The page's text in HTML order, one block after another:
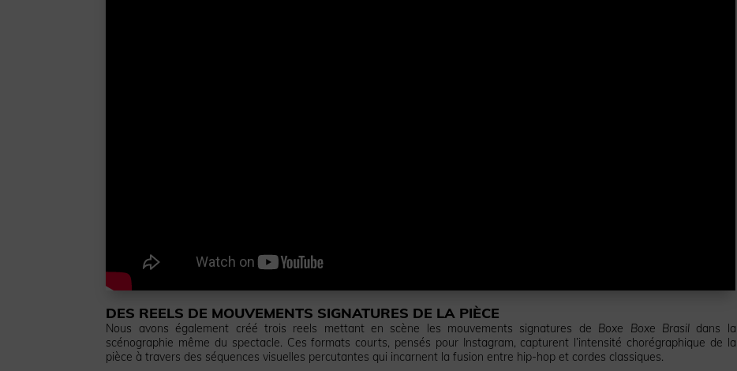
DES REELS DE MOUVEMENTS SIGNATURES DE LA PIÈCE
Nous avons également créé trois reels mettant en scène les mouvements signatures de Boxe Boxe Brasildans la
scénographie même du spectacle. Ces formats courts, pensés pour Instagram, capturent l’intensité chorégraphique de la
pièce à travers des séquences visuelles percutantes qui incarnent la fusion entre hip-hop et cordes classiques.